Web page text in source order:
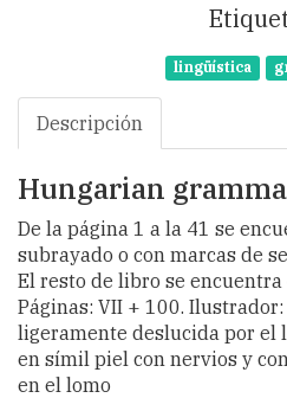
lingüística
Descripción
Hungarian
De la página 1 a la 41 se
subrayado o con marcas de
El resto de libro se
Páginas: VII + 100.
ligeramente deslucida por el
en símil piel con nervios y
en el lomo